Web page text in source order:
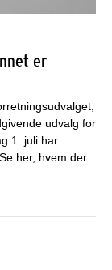
er
udvalg for
1. juli har
her, hvem der